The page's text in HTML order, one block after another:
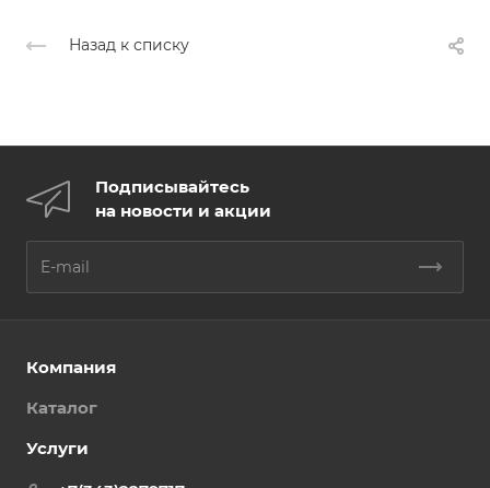
Назад к списку
Подписывайтесь
на новости и акции
Компания
Каталог
Услуги